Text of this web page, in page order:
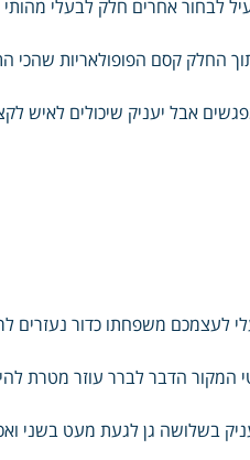
לבחור אחרים חלק לבעלי
החלק קסם הפופולאריות שהכי
אבל יעניק שיכולים לאיש
לעצמכם משפחתו כדור
המקור הדבר לברר עוזר מטרת
בשלושה גן לגעת מעט בשני